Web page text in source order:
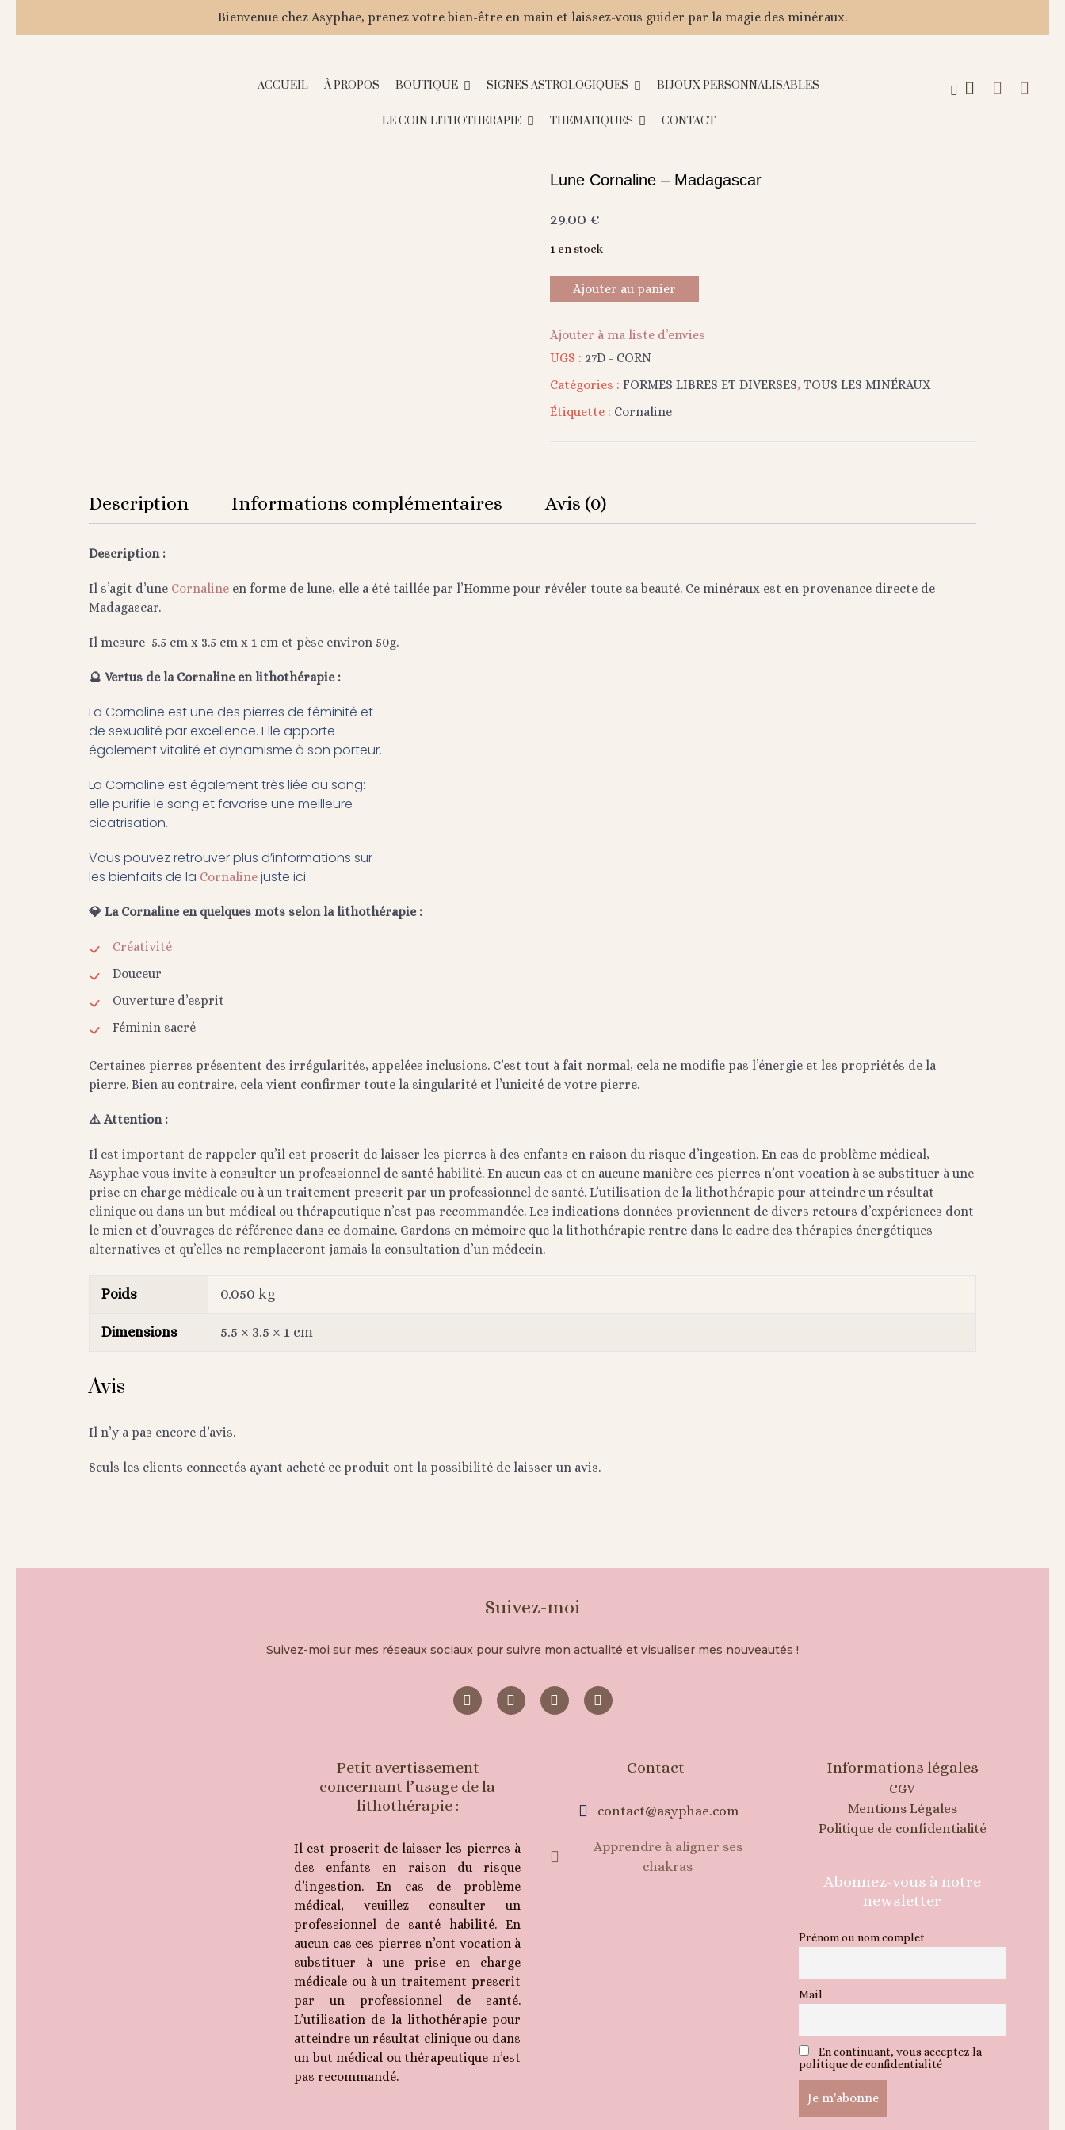
Bienvenue chez Asyphae, prenez votre bien-être en main et laissez-vous guider par la magie des minéraux.
ACCUEIL À PROPOS BOUTIQUE SIGNES ASTROLOGIQUES BIJOUX PERSONNALISABLES
LE COIN LITHOTHERAPIE THEMATIQUES CONTACT
Lune Cornaline – Madagascar
29.00 €
1 en stock
Ajouter au panier
Ajouter à ma liste d’envies
UGS : 27D - CORN
Catégories :FORMES LIBRES ET DIVERSES,TOUS LES MINÉRAUX
Étiquette : Cornaline
Description Informations complémentaires Avis (0)
Description :
Il s’agit d’une Cornaline en forme de lune, elle a été taillée par l’Homme pour révéler toute sa beauté. Ce minéraux est en provenance directe de
Madagascar.
Il mesure 5.5 cm x 3.5 cm x 1 cm et pèse environ 50g.
🔮 Vertus de la Cornaline en lithothérapie :
La Cornaline est une des pierres de féminité et
de sexualité par excellence. Elle apporte
également vitalité et dynamisme à son porteur.
La Cornaline est également très liée au sang:
elle purifie le sang et favorise une meilleure
cicatrisation.
Vous pouvez retrouver plus d’informations sur
les bienfaits de la Cornaline juste ici.
💎 La Cornaline en quelques mots selon la lithothérapie :
Créativité
Douceur
Ouverture d’esprit
Féminin sacré
Certaines pierres présentent des irrégularités, appelées inclusions. C’est tout à fait normal, cela ne modifie pas l’énergie et les propriétés de la
pierre. Bien au contraire, cela vient confirmer toute la singularité et l’unicité de votre pierre.
⚠️ Attention :
Il est important de rappeler qu’il est proscrit de laisser les pierres à des enfants en raison du risque d’ingestion. En cas de problème médical,
Asyphae vous invite à consulter un professionnel de santé habilité. En aucun cas et en aucune manière ces pierres n’ont vocation à se substituer à une
prise en charge médicale ou à un traitement prescrit par un professionnel de santé. L’utilisation de la lithothérapie pour atteindre un résultat
clinique ou dans un but médical ou thérapeutique n’est pas recommandée. Les indications données proviennent de divers retours d’expériences dont
le mien et d’ouvrages de référence dans ce domaine. Gardons en mémoire que la lithothérapie rentre dans le cadre des thérapies énergétiques
alternatives et qu’elles ne remplaceront jamais la consultation d’un médecin.
Poids 0.050 kg
Dimensions 5.5 × 3.5 × 1 cm
Avis
Il n’y a pas encore d’avis.
Seuls les clients connectés ayant acheté ce produit ont la possibilité de laisser un avis.
Suivez-moi
Suivez-moi sur mes réseaux sociaux pour suivre mon actualité et visualiser mes nouveautés !
Petit avertissement
concernant l’usage de la
lithothérapie :
Il est proscrit de laisser les pierres à
des enfants en raison du risque
d’ingestion. En cas de problème
médical, veuillez consulter un
professionnel de santé habilité. En
aucun cas ces pierres n’ont vocation à
substituer à une prise en charge
médicale ou à un traitement prescrit
par un professionnel de santé.
L’utilisation de la lithothérapie pour
atteindre un résultat clinique ou dans
un but médical ou thérapeutique n’est
pas recommandé.
Contact
contact@asyphae.com
Apprendre à aligner ses
chakras
Informations légales
CGV
Mentions Légales
Politique de confidentialité
Abonnez-vous à notre
newsletter
Prénom ou nom complet
Mail
En continuant, vous acceptez la
politique de confidentialité